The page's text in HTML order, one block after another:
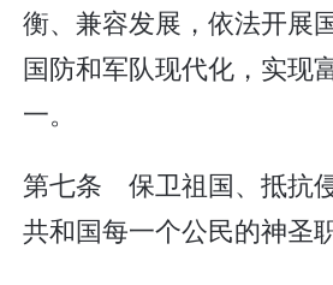
衡、兼容发展，依法开展
国防和军队现代化，实现
一。
第七条 保卫祖国、抵抗
共和国每一个公民的神圣职